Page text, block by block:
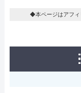
◆本ページはアフィ